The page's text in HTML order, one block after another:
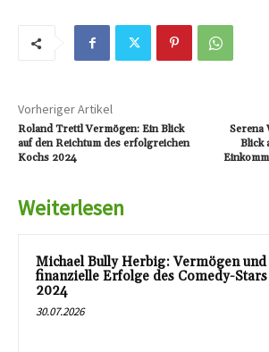
Vorheriger Artikel
Roland Trettl Vermögen: Ein Blick
auf den Reichtum des erfolgreichen
Kochs 2024
Serena
Blick
Weiterlesen
Michael Bully Herbig: Vermögen und
finanzielle Erfolge des Comedy-Stars
2024
30.07.2026